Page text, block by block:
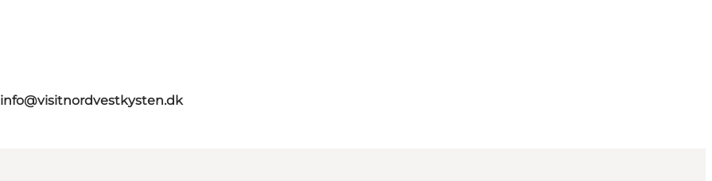
info@visitnordvestkysten.dk